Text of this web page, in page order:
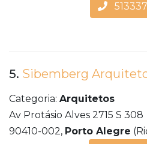
5. Sibemberg
Categoria: Arquitetos
Av Protásio Alves 2715 S 308
90410-002, Porto Alegre